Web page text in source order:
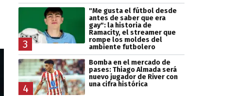
3
"Me gusta el fútbol desde
antes de saber que era
gay": la historia de
Ramacity, el streamer que
rompe los moldes del
ambiente futbolero
4
Bomba en el mercado de
pases: Thiago Almada será
nuevo jugador de River con
una cifra histórica